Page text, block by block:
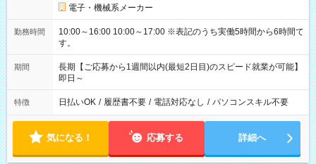
電子・機械系メーカー
勤務時間
10:00～16:00 10:00～17:00 ※表記のうち実働5時間から6時間で
す。
期間
長期【ご応募から1週間以内(最短2日目)のスピード就業が可能】
即日～
特徴 日払いOK / 履歴書不要 / 電話対応なし / パソコンスキル不要
気になる！ 応募する 詳細へ